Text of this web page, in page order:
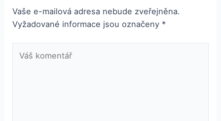
Vaše e-mailová adresa nebude zveřejněna.
Vyžadované informace jsou označeny *
komentář